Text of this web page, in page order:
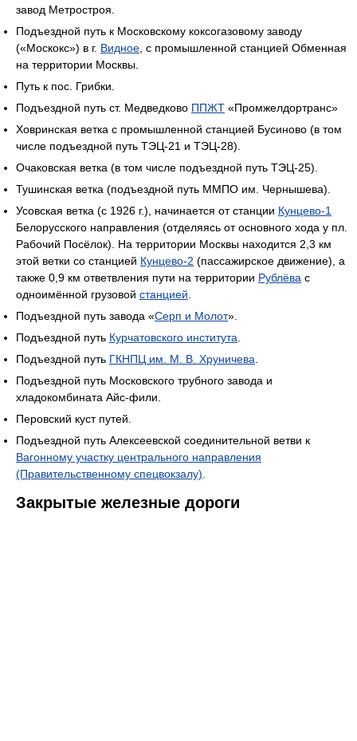
завод Метростроя.
Подъездной путь к Московскому коксогазовому заводу
(«Москокс») в г. Видное , с промышленной станцией Обменная
на территории Москвы.
Путь к пос. Грибки.
Подъездной путь ст. Медведково ППЖТ «Промжелдортранс»
Ховринская ветка с промышленной станцией Бусиново (в том
числе подъездной путь ТЭЦ-21 и ТЭЦ-28).
Очаковская ветка (в том числе подъездной путь ТЭЦ-25).
Тушинская ветка (подъездной путь ММПО им. Чернышева).
Усовская ветка (с 1926 г.), начинается от станции Кунцево-1
Белорусского направления (отделяясь от основного хода у пл.
Рабочий Посёлок). На территории Москвы находится 2,3 км
этой ветки со станцией Кунцево-2 (пассажирское движение), а
также 0,9 км ответвления пути на территории Рублёва с
одноимённой грузовой станцией
Подъездной путь завода «Серп и Молот».
Подъездной путь Курчатовского института
Подъездной путь ГКНПЦ им. М. В. Хруничева
Подъездной путь Московского трубного завода и
хладокомбината Айс-фили.
Перовский куст путей.
Подъездной путь Алексеевской соединительной ветви к
Вагонному участку центрального направления
(Правительственному спецвокзалу)
Закрытые железные дороги